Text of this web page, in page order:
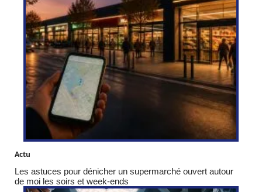
Actu
Les astuces pour dénicher un supermarché ouvert autour
de moi les soirs et week-ends